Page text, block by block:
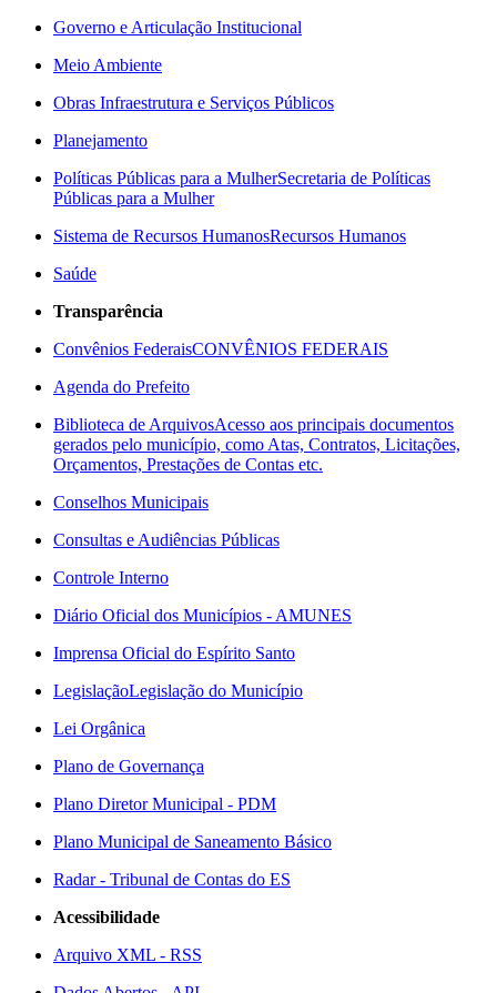
Governo e Articulação Institucional
Meio Ambiente
Obras Infraestrutura e Serviços Públicos
Planejamento
Políticas Públicas para a MulherSecretaria de Políticas
Públicas para a Mulher
Sistema de Recursos HumanosRecursos Humanos
Saúde
Transparência
Convênios FederaisCONVÊNIOS FEDERAIS
Agenda do Prefeito
Biblioteca de ArquivosAcesso aos principais documentos
gerados pelo município, como Atas, Contratos, Licitações,
Orçamentos, Prestações de Contas etc.
Conselhos Municipais
Consultas e Audiências Públicas
Controle Interno
Diário Oficial dos Municípios - AMUNES
Imprensa Oficial do Espírito Santo
LegislaçãoLegislação do Município
Lei Orgânica
Plano de Governança
Plano Diretor Municipal - PDM
Plano Municipal de Saneamento Básico
Radar - Tribunal de Contas do ES
Acessibilidade
Arquivo XML - RSS